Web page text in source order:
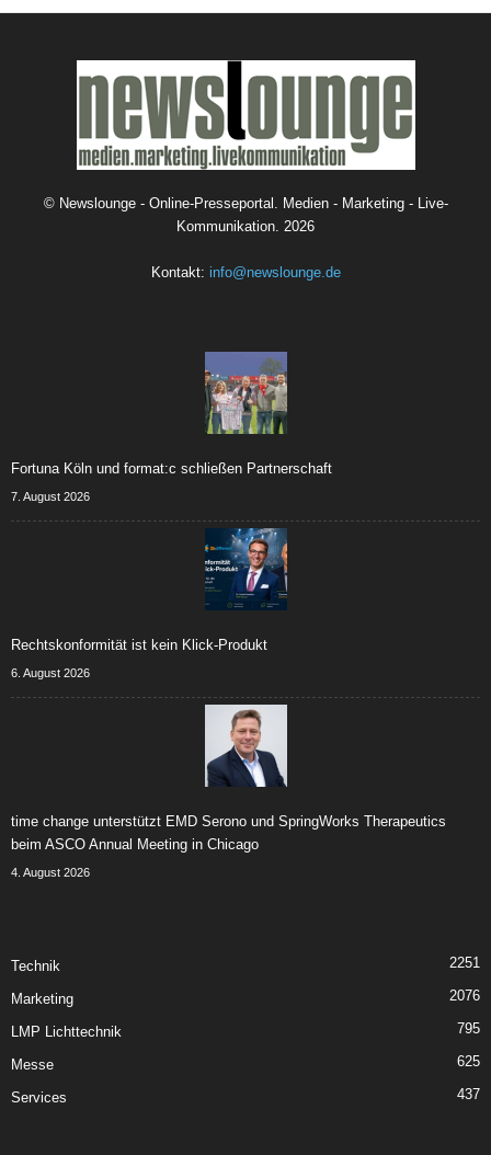
© Newslounge - Online-Presseportal. Medien - Marketing - Live-
Kommunikation. 2026
Kontakt: info@newslounge.de
Fortuna Köln und format:c schließen Partnerschaft
7. August 2026
Rechtskonformität ist kein Klick-Produkt
6. August 2026
time change unterstützt EMD Serono und SpringWorks Therapeutics
beim ASCO Annual Meeting in Chicago
4. August 2026
Technik 2251
Marketing 2076
LMP Lichttechnik 795
Messe 625
Services 437